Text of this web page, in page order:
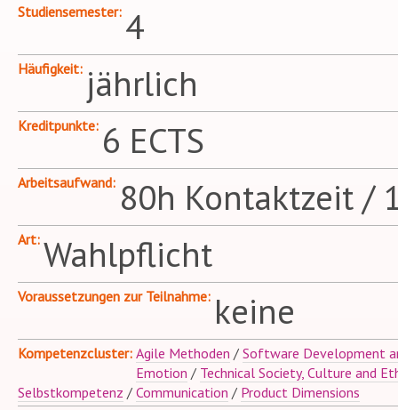
Studiensemester 4
Häufigkeit jährlich
Kreditpunkte 6 ECTS
Arbeitsaufwand 80h Kontaktzeit /
Art Wahlpflicht
Voraussetzungen zur Teilnahme keine
Kompetenzcluster Agile Methoden / Software Development
Emotion / Technical Society, Culture and
Selbstkompetenz / Communication / Product Dimensions